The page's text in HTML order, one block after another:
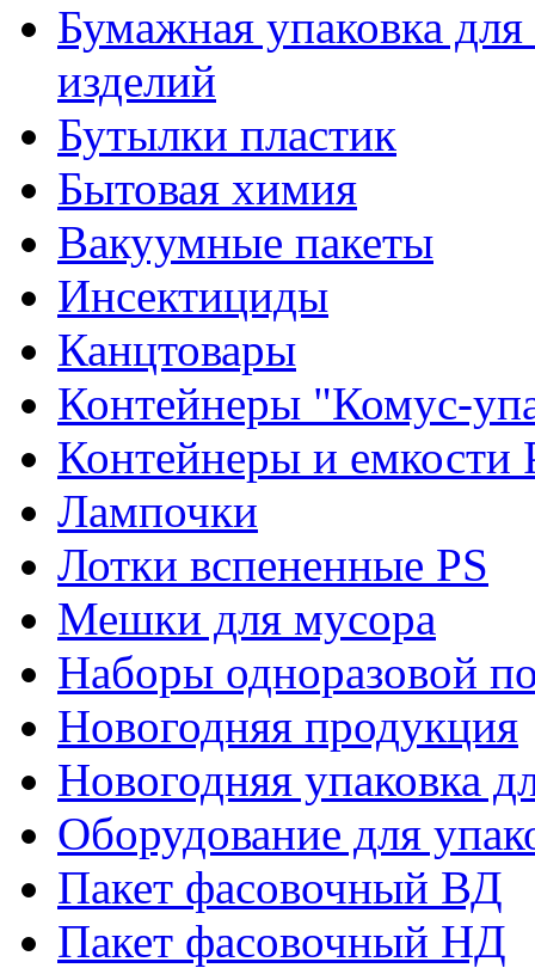
Бумажная упаковка
изделий
Бутылки пластик
Бытовая химия
Вакуумные пакеты
Инсектициды
Канцтовары
Контейнеры "Комус-
Контейнеры и емкости
Лампочки
Лотки вспененные PS
Мешки для мусора
Наборы одноразовой
Новогодняя продукция
Новогодняя упаковка
Оборудование для
Пакет фасовочный ВД
Пакет фасовочный НД